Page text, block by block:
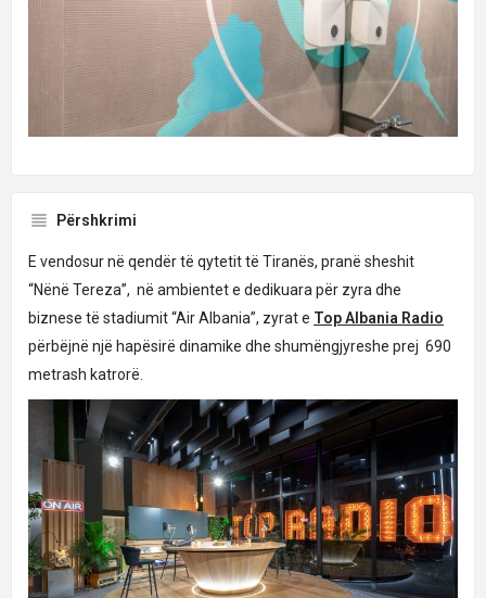
Përshkrimi
E vendosur në qendër të qytetit të Tiranës, pranë sheshit
“Nënë Tereza”, në ambientet e dedikuara për zyra dhe
biznese të stadiumit “Air Albania”, zyrat e Top Albania Radio
përbëjnë një hapësirë dinamike dhe shumëngjyreshe prej 690
metrash katrorë.